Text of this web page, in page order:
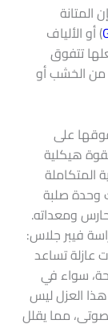
) أو الألياف
تتفوق
من الخشب أو
على
هيكلية
المتكاملة
وحدة صلبة
ومعداته.
فيبر جلاس​:
عازلة تساعد
سواء في
هذا العزل ليس
مما يقلل